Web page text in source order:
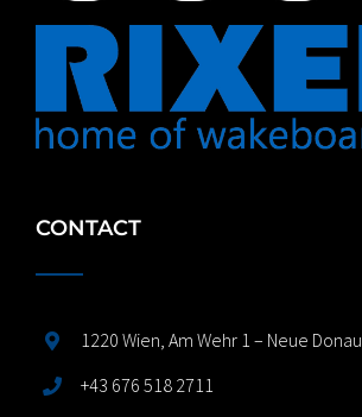
CONTACT
1220 Wien, Am Wehr 1 – Neue Donau
+43 676 518 2711